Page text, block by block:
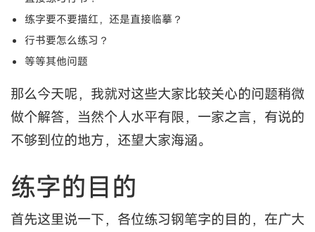
练字要不要描红，还是直接临摹？
行书要怎么练习？
等等其他问题
那么今天呢，我就对这些大家比较关心的问题稍微
做个解答，当然个人水平有限，一家之言，有说的
不够到位的地方，还望大家海涵。
练字的目的
首先这里说一下，各位练习钢笔字的目的，在广大